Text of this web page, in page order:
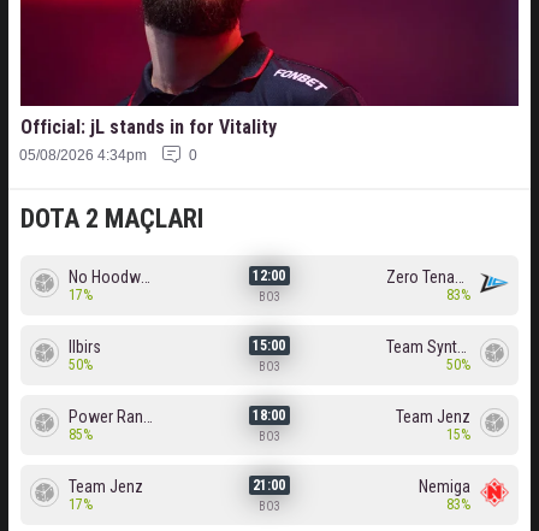
DOTA 2 MAÇLARI
17%
12:00
BO3 83%
Ilbirs
50%
15:00
BO3 50%
85%
18:00
BO3
Team Jenz
15%
Team Jenz
17%
21:00
BO3
Nemiga
83%
Official: jL stands in for Vitality
05/08/2026 4:34pm 0